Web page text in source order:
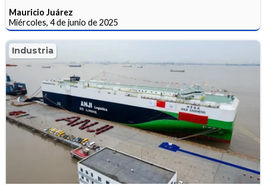
Mauricio Juárez
Miércoles, 4 de junio de 2025
Industria